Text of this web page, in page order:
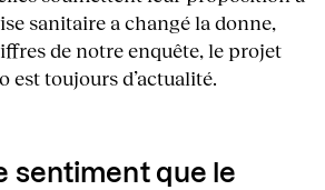
sanitaire a changé la donne,
de notre enquête, le projet
est toujours d’actualité.
sentiment que le